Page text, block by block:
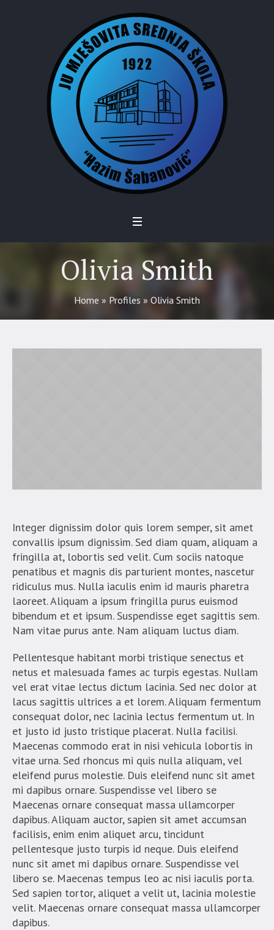
Olivia Smith
Home » Profiles » Olivia Smith
Integer dignissim dolor quis lorem semper, sit amet
convallis ipsum dignissim. Sed diam quam, aliquam a
fringilla at, lobortis sed velit. Cum sociis natoque
penatibus et magnis dis parturient montes, nascetur
ridiculus mus. Nulla iaculis enim id mauris pharetra
laoreet. Aliquam a ipsum fringilla purus euismod
bibendum et et ipsum. Suspendisse eget sagittis sem.
Nam vitae purus ante. Nam aliquam luctus diam.
Pellentesque habitant morbi tristique senectus et
netus et malesuada fames ac turpis egestas. Nullam
vel erat vitae lectus dictum lacinia. Sed nec dolor at
lacus sagittis ultrices a et lorem. Aliquam fermentum
consequat dolor, nec lacinia lectus fermentum ut. In
et justo id justo tristique placerat. Nulla facilisi.
Maecenas commodo erat in nisi vehicula lobortis in
vitae urna. Sed rhoncus mi quis nulla aliquam, vel
eleifend purus molestie. Duis eleifend nunc sit amet
mi dapibus ornare. Suspendisse vel libero se
Maecenas ornare consequat massa ullamcorper
dapibus. Aliquam auctor, sapien sit amet accumsan
facilisis, enim enim aliquet arcu, tincidunt
pellentesque justo turpis id neque. Duis eleifend
nunc sit amet mi dapibus ornare. Suspendisse vel
libero se. Maecenas tempus leo ac nisi iaculis porta.
Sed sapien tortor, aliquet a velit ut, lacinia molestie
velit. Maecenas ornare consequat massa ullamcorper
dapibus.